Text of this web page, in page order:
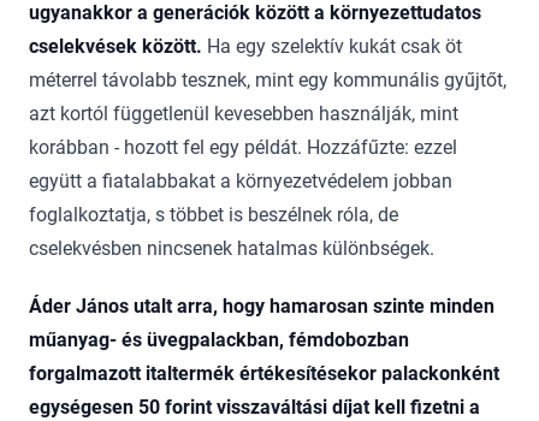
ugyanakkor a generációk között a környezettudatos
cselekvések között. Ha egy szelektív kukát csak öt
méterrel távolabb tesznek, mint egy kommunális gyűjtőt,
azt kortól függetlenül kevesebben használják, mint
korábban - hozott fel egy példát. Hozzáfűzte: ezzel
együtt a fiatalabbakat a környezetvédelem jobban
foglalkoztatja, s többet is beszélnek róla, de
cselekvésben nincsenek hatalmas különbségek.
Áder János utalt arra, hogy hamarosan szinte minden
műanyag- és üvegpalackban, fémdobozban
forgalmazott italtermék értékesítésekor palackonként
egységesen 50 forint visszaváltási díjat kell fizetni a